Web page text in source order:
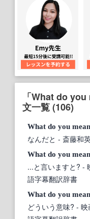
「What do
文一覧 (106)
What do you mean
なんだと - 斎藤和
What do you mean
...と言いますと? -
語字幕翻訳辞書
What do you mean
どういう意味? - 映